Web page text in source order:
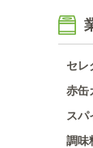
セレ
赤缶
スパ
調味